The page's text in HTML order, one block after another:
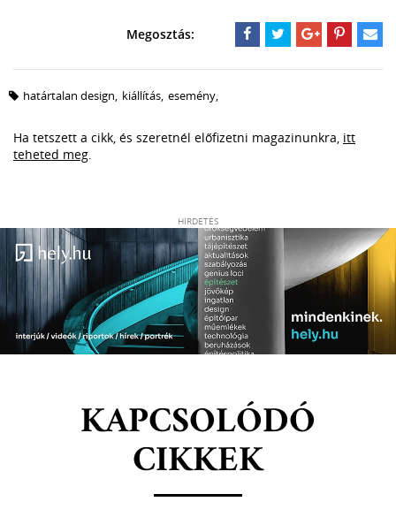
határtalan design, kiállítás, esemény,
Ha tetszett a cikk, és szeretnél előfizetni magazinunkra, itt
teheted meg.
HIRDETÉS
KAPCSOLÓDÓ
CIKKEK